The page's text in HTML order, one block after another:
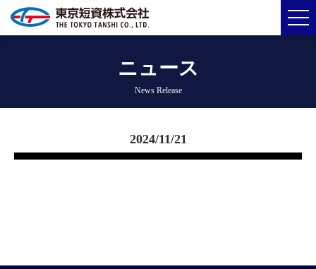
ニュース
News Release
2024/11/21